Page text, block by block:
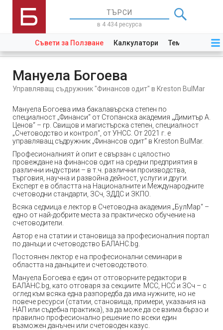
в 4 434 ресурса
Съвети за Ползване Калкулатори Теми Закони
Мануела Богоева
Управляващ съдружник "Финансов одит" в Kreston BulMar
Мануела Богоева има бакалавърска степен по
специалност „Финанси“ от Стопанска академия „Димитър А.
Ценов“ – гр. Свищов и магистърска степен, специалност
„Счетоводство и контрол“, от УНСС. От 2021 г. е
управляващ съдружник „Финансов одит“ в Kreston BulMar.
Професионалният ѝ опит е свързан с цялостно
провеждане на финансов одит на средни предприятия в
различни индустрии – в т.ч. различни производства,
търговия, научна и развойна дейност, услуги и други.
Експерт е в областта на Националните и Международните
счетоводни стандарти, ЗСч, ЗДДС и ЗКПО.
Всяка седмица е лектор в Счетоводна академия „БулМар“ –
едно от най-добрите места за практическо обучение на
счетоводители.
Автор е на статии и становища за професионалния портал
по данъци и счетоводство БАЛАНС.bg.
Постоянен лектор е на професионални семинари в
областта на данъците и счетоводството.
Мануела Богоева е един от отговорните редактори в
БАЛАНС.bg, като отговаря за секциите МСС, НСС и ЗСч – с
оглед към всяка една разпоредба да има нужните, но не
повече ресурси (статии, становища, примери, указания на
НАП или съдебна практика), за да може да се взима бързо и
правилно професионално решение по всеки един
възможен данъчен или счетоводен казус.